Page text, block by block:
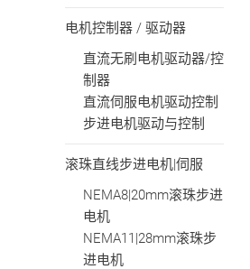
电机控制器 / 驱动器
直流无刷电机驱动器/控
制器
直流伺服电机驱动控制
步进电机驱动与控制
滚珠直线步进电机|伺服
NEMA8|20mm滚珠步进
电机
NEMA11|28mm滚珠步
进电机